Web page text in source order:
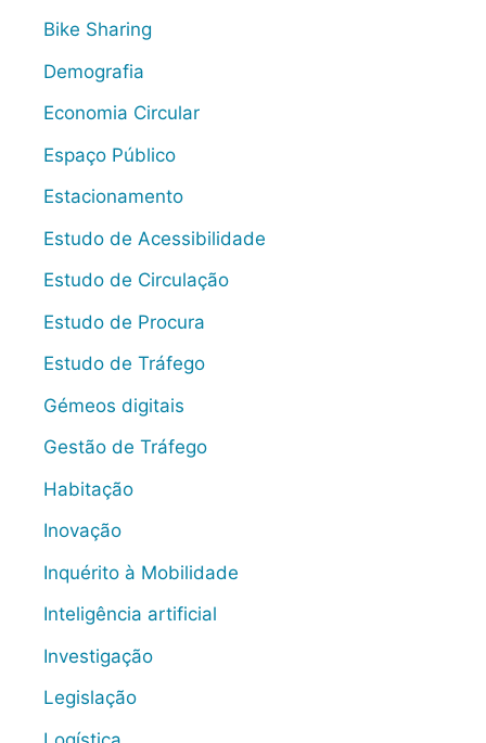
Bike Sharing
Demografia
Economia Circular
Espaço Público
Estacionamento
Estudo de Acessibilidade
Estudo de Circulação
Estudo de Procura
Estudo de Tráfego
Gémeos digitais
Gestão de Tráfego
Habitação
Inovação
Inquérito à Mobilidade
Inteligência artificial
Investigação
Legislação